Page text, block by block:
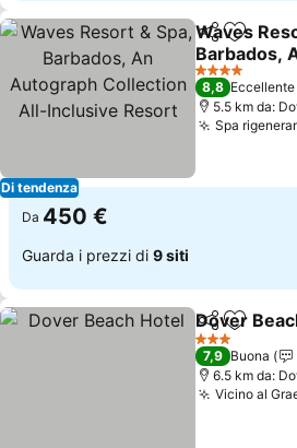
Di tendenza
Condividi
Waves
Barbados,
Collection
Resort
Scopri i
4 Stelle
8,8 Eccellente
5.5 km da:
Spa
Da 450 €
Guarda i prezzi di 9 siti
Condividi
Dover
3 Stelle
7,9 Buona
6.5 km da:
Vicino al